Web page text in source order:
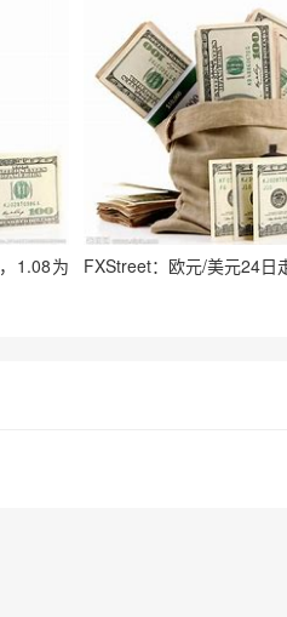
1.08为
FXStreet：欧元/美元24日